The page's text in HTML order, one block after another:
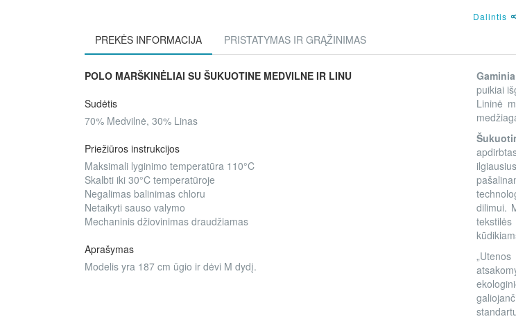
Dalintis
PREKĖS INFORMACIJA PRISTATYMAS IR GRĄŽINIMAS
POLO MARŠKINĖLIAI SU ŠUKUOTINE MEDVILNE IR LINU
Sudėtis
70% Medvilnė, 30% Linas
Priežiūros instrukcijos
Maksimali lyginimo temperatūra 110°C
Skalbti iki 30°C temperatūroje
Negalimas balinimas chloru
Netaikyti sauso valymo
Mechaninis džiovinimas draudžiamas
Aprašymas
Modelis yra 187 cm ūgio ir dėvi M dydį.
puikiai
Lininė
dilimui.